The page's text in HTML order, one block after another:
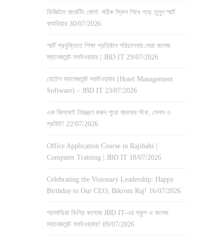
ডিজিটাল মার্কেটিং কোর্স: সঠিক স্কিল শিখে গড়ে তুলুন স্মার্ট
ক্যারিয়ার 30/07/2026
স্মার্ট প্রযুক্তিতে শিক্ষা প্রতিষ্ঠান পরিচালনায় সেরা কলেজ
ম্যানেজমেন্ট সফটওয়্যার | JBD IT 29/07/2026
হোটেল ম্যানেজমেন্ট সফটওয়্যার (Hotel Management
Software) – JBD IT 23/07/2026
এক ক্লিকেই নিয়ন্ত্রণ করুন পুরো ব্যবসার স্টক, সেলস ও
প্রফিট! 22/07/2026
Office Application Course in Rajshahi |
Computer Training | JBD IT 18/07/2026
Celebrating the Visionary Leadership: Happy
Birthday to Our CEO, Bikrom Raj! 16/07/2026
পচামাড়িয়া ডিগ্রি কলেজে JBD IT-এর স্কুল ও কলেজ
ম্যানেজমেন্ট সফটওয়্যার! 09/07/2026